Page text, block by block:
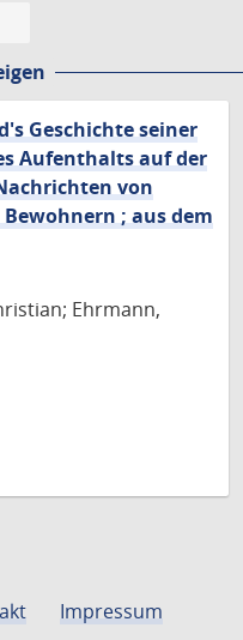
Geschichte seiner
Aufenthalts auf der
von
; aus dem
Ehrmann,
Impressum